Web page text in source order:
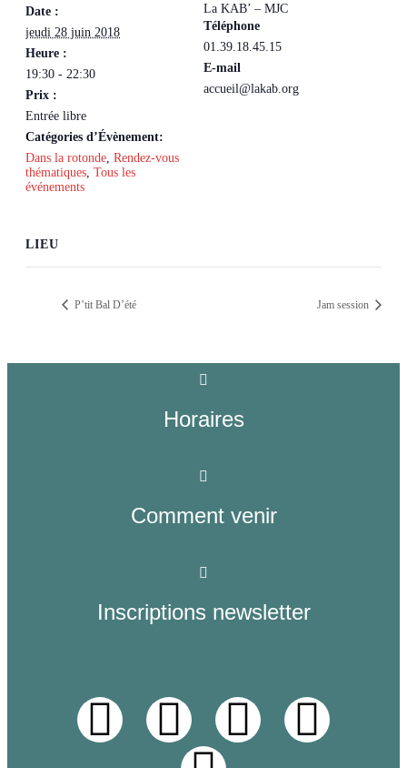
Date :
jeudi 28 juin 2018
Heure :
19:30 - 22:30
Prix :
Entrée libre
Catégories d’Évènement:
Dans la rotonde Rendez-vous
thématiques Tous les
événements
La KAB’ – MJC
Téléphone
01.39.18.45.15
E-mail
accueil@lakab.org
LIEU
P’tit Bal D’été Jam session
Horaires
Comment venir
Inscriptions newsletter